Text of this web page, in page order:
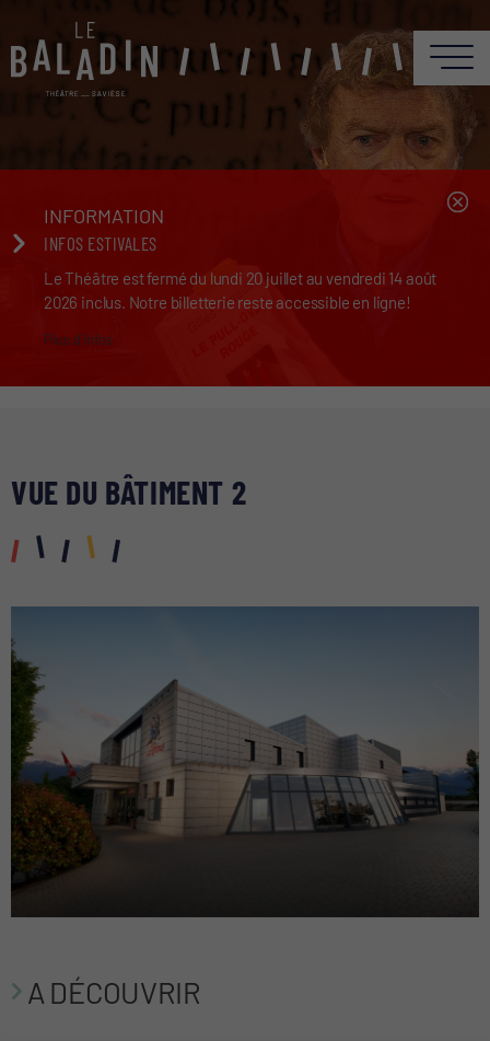
INFORMATION
INFOS ESTIVALES
Le Théâtre est fermé du lundi 20 juillet au vendredi 14 août
2026 inclus. Notre billetterie reste accessible en ligne!
Plus d'infos
VUE DU BÂTIMENT 2
A DÉCOUVRIR